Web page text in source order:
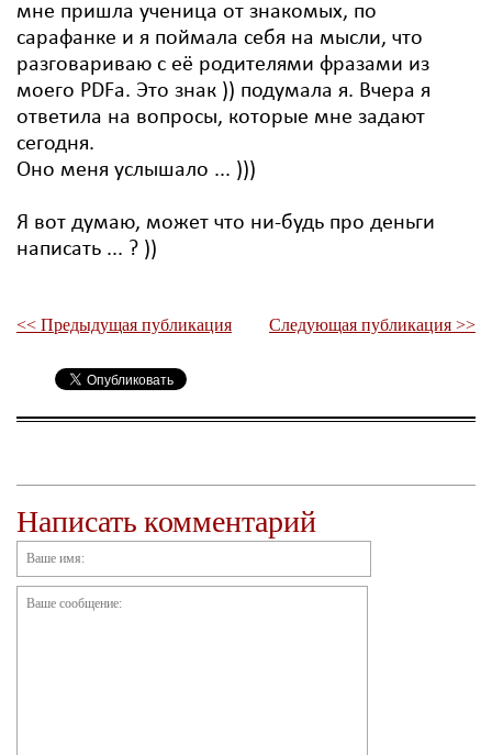
мне пришла ученица от знакомых, по
сарафанке и я поймала себя на мысли, что
разговариваю с её родителями фразами из
моего PDFа. Это знак )) подумала я. Вчера я
ответила на вопросы, которые мне задают
сегодня.
Оно меня услышало ... )))
Я вот думаю, может что ни-будь про деньги
написать ... ? ))
<< Предыдущая публикация Следующая публикация >>
Написать комментарий